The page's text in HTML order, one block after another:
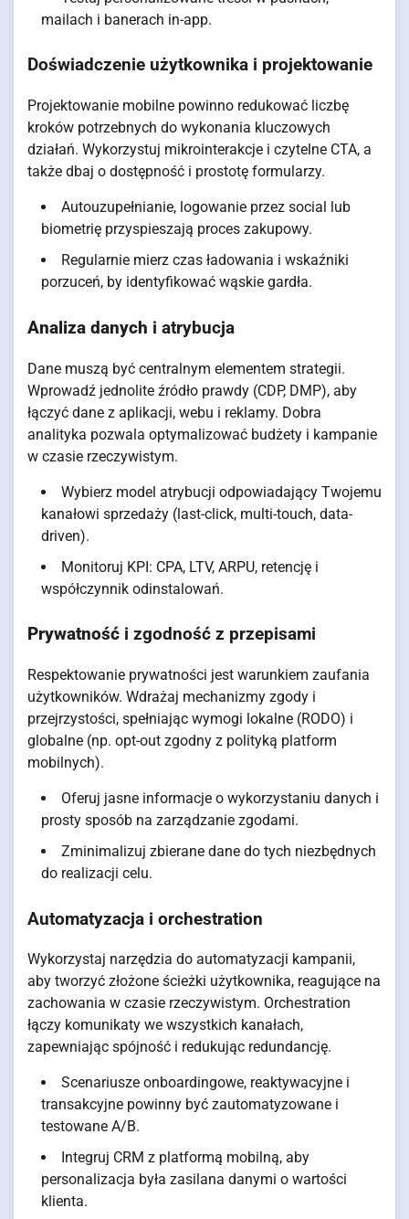
mailach i banerach in-app.
Doświadczenie użytkownika i projektowanie
Projektowanie mobilne powinno redukować liczbę
kroków potrzebnych do wykonania kluczowych
działań. Wykorzystuj mikrointerakcje i czytelne CTA, a
także dbaj o dostępność i prostotę formularzy.
Autouzupełnianie, logowanie przez social lub
biometrię przyspieszają proces zakupowy.
Regularnie mierz czas ładowania i wskaźniki
porzuceń, by identyfikować wąskie gardła.
Analiza danych i atrybucja
Dane muszą być centralnym elementem strategii.
Wprowadź jednolite źródło prawdy (CDP, DMP), aby
łączyć dane z aplikacji, webu i reklamy. Dobra
analityka pozwala optymalizować budżety i kampanie
w czasie rzeczywistym.
Wybierz model atrybucji odpowiadający Twojemu
kanałowi sprzedaży (last-click, multi-touch, data-
driven).
Monitoruj KPI: CPA, LTV, ARPU, retencję i
współczynnik odinstalowań.
Prywatność i zgodność z przepisami
Respektowanie prywatności jest warunkiem zaufania
użytkowników. Wdrażaj mechanizmy zgody i
przejrzystości, spełniając wymogi lokalne (RODO) i
globalne (np. opt-out zgodny z polityką platform
mobilnych).
Oferuj jasne informacje o wykorzystaniu danych i
prosty sposób na zarządzanie zgodami.
Zminimalizuj zbierane dane do tych niezbędnych
do realizacji celu.
Automatyzacja i orchestration
Wykorzystaj narzędzia do automatyzacji kampanii,
aby tworzyć złożone ścieżki użytkownika, reagujące na
zachowania w czasie rzeczywistym. Orchestration
łączy komunikaty we wszystkich kanałach,
zapewniając spójność i redukując redundancję.
Scenariusze onboardingowe, reaktywacyjne i
transakcyjne powinny być zautomatyzowane i
testowane A/B.
Integruj CRM z platformą mobilną, aby
personalizacja była zasilana danymi o wartości
klienta.